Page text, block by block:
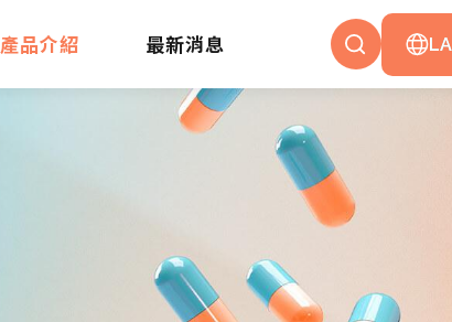
產品介紹 最新消息